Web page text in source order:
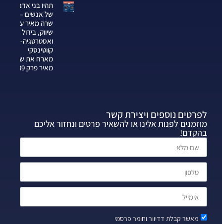
תהיו בני אדם
של אנשים —
שרה מאיר על
שיווק, בידול
ואסטרטגיה-צחי
קווטינסקי
מארח את שרה
מאיר פרק 339
לפרטים נוספים ויצירת קשר
מוזמנים לפנות אלינו או להשאיר פרטים ונחזור אליכם
בהקדם!
מאשר קבלת דדיוור וחומר פרסמי